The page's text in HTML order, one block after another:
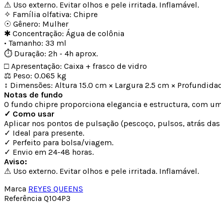
⚠ Uso externo. Evitar olhos e pele irritada. Inflamável.
✧ Família olfativa: Chipre
☉ Gênero: Mulher
✱ Concentração: Água de colônia
• Tamanho: 33 ml
⏱ Duração: 2h - 4h aprox.
□ Apresentação: Caixa + frasco de vidro
⚖ Peso: 0.065 kg
↕ Dimensões: Altura 15.0 cm × Largura 2.5 cm ×
Notas de fundo
O fundo chipre proporciona elegancia e estructura, com
✓ Como usar
Aplicar nos pontos de pulsação (pescoço, pulsos, atrás
✓ Ideal para presente.
✓ Perfeito para bolsa/viagem.
✓ Envio em 24-48 horas.
Aviso:
⚠ Uso externo. Evitar olhos e pele irritada. Inflamável.
Marca REYES QUEENS
Referência Q104P3